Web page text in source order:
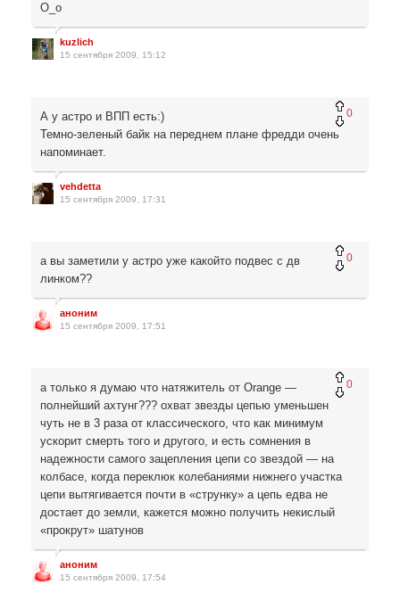
О_о
kuzlich
15 сентября 2009, 15:12
0
А у астро и ВПП есть:)
Темно-зеленый байк на переднем плане фредди очень
напоминает.
vehdetta
15 сентября 2009, 17:31
0
а вы заметили у астро уже какойто подвес с дв
линком??
аноним
15 сентября 2009, 17:51
0
а только я думаю что натяжитель от Orange —
полнейший ахтунг??? охват звезды цепью уменьшен
чуть не в 3 раза от классического, что как минимум
ускорит смерть того и другого, и есть сомнения в
надежности самого зацепления цепи со звездой — на
колбасе, когда переклюк колебаниями нижнего участка
цепи вытягивается почти в «струнку» а цепь едва не
достает до земли, кажется можно получить некислый
«прокрут» шатунов
аноним
15 сентября 2009, 17:54